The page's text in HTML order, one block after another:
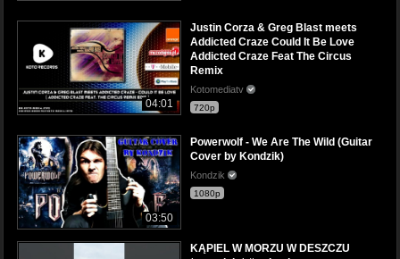
04:01
Justin Corza & Greg Blast meets
Addicted Craze Could It Be Love
Addicted Craze Feat The Circus
Remix
Kotomediatv
720p
03:50
Powerwolf - We Are The Wild (Guitar
Cover by Kondzik)
Kondzik
1080p
KĄPIEL W MORZU W DESZCZU